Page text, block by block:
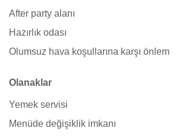
After party alanı
Hazırlık odası
Olumsuz hava koşullarına karşı önlem
Olanaklar
Yemek servisi
Menüde değişiklik imkanı